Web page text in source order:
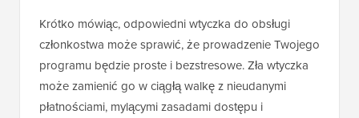
Krótko mówiąc, odpowiedni wtyczka do obsługi
członkostwa może sprawić, że prowadzenie Twojego
programu będzie proste i bezstresowe. Zła wtyczka
może zamienić go w ciągłą walkę z nieudanymi
płatnościami, mylącymi zasadami dostępu i